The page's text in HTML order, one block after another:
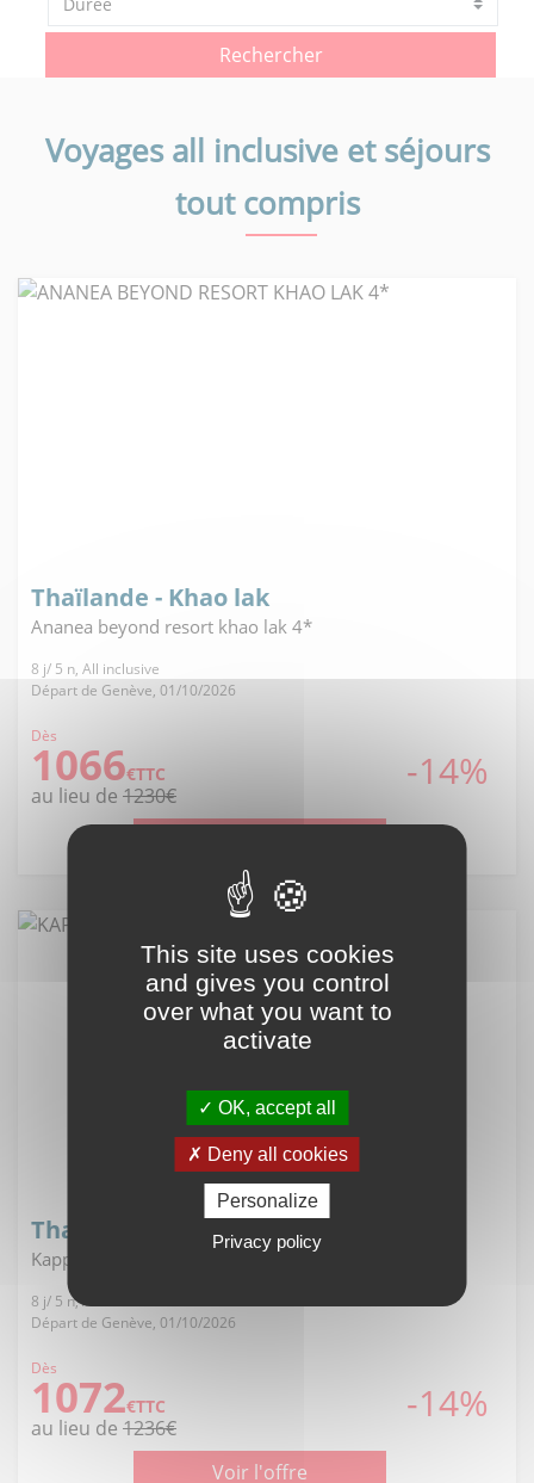
Rechercher
Voyages all inclusive et séjours
tout compris
Thaïlande - Khao lak
Ananea beyond resort khao lak 4*
8 j/ 5 n, All inclusive
Départ de Genève, 01/10/2026
Dès
1066€TTC -14%
au lieu de 1230€
Thaïlande - Khao lak
Kappa club thai beach resort 5*
8 j/ 5 n, All inclusive
Départ de Genève, 01/10/2026
Dès
1072€TTC -14%
au lieu de 1236€
Voir l'offre
This site uses cookies
and gives you control
over what you want to
activate
OK, accept all
Deny all cookies
Personalize
Privacy policy